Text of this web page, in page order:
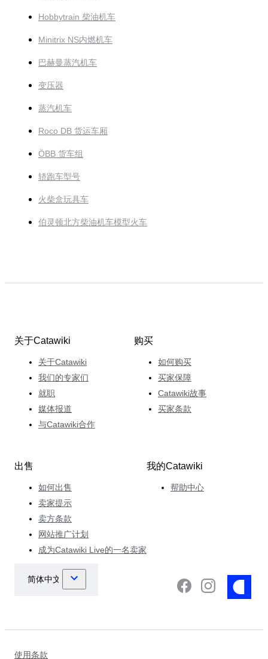
Hobbytrain 柴油机车
Minitrix NS内燃机车
巴赫曼蒸汽机车
变压器
蒸汽机车
Roco DB 货运车厢
ÖBB 货车组
轿跑车型号
火柴盒玩具车
伯灵顿北方柴油机车模型火车
关于Catawiki
关于Catawiki
我们的专家们
就职
媒体报道
与Catawiki合作
购买
如何购买
买家保障
Catawiki故事
买家条款
出售
如何出售
卖家提示
卖方条款
网站推广计划
成为Catawiki Live的一名卖家
我的Catawiki
帮助中心
使用条款